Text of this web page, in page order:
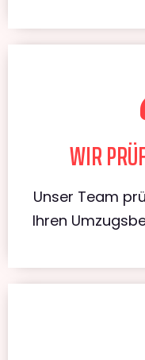
WIR
Unser Team
Ihren